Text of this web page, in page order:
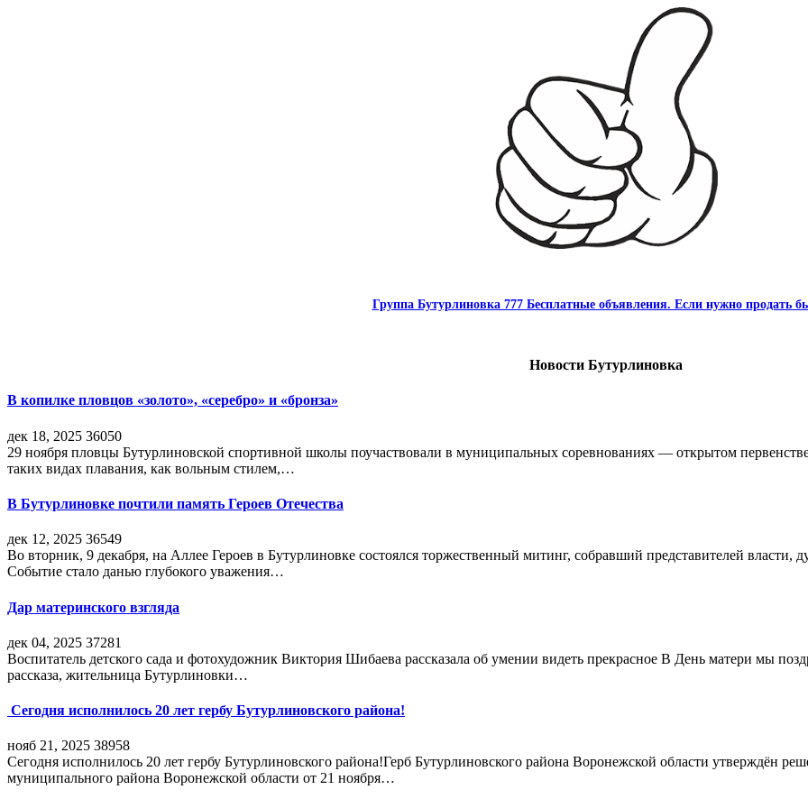
Группа Бутурлиновка 777 Бесплатные объявления. Если нужно продать
Новости Бутурлиновка
В копилке пловцов «золото», «серебро» и «бронза»
дек 18, 2025 36050
29 ноября пловцы Бутурлиновской спортивной школы поучаствовали в муниципальных соревнованиях — открытом
таких видах плавания, как вольным стилем,…
В Бутурлиновке почтили память Героев Отечества
дек 12, 2025 36549
Во вторник, 9 декабря, на Аллее Героев в Бутурлиновке состоялся торжественный митинг, собравший представителей
Событие стало данью глубокого уважения…
Дар материнского взгляда
дек 04, 2025 37281
Воспитатель детского сада и фотохудожник Виктория Шибаева рассказала об умении видеть прекрасное В День матери мы
рассказа, жительница Бутурлиновки…
Сегодня исполнилось 20 лет гербу Бутурлиновского района!
нояб 21, 2025 38958
Сегодня исполнилось 20 лет гербу Бутурлиновского района!Герб Бутурлиновского района Воронежской области утверждён
муниципального района Воронежской области от 21 ноября…